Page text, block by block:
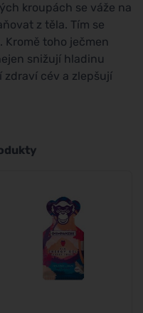
kroupách se váže na
z těla. Tím se
toho ječmen
snižují hladinu
zdraví cév a zlepšují